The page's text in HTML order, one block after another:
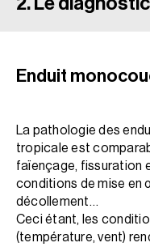
Enduit
La pathologie des
tropicale est
faïençage, fissuration
conditions de mise en
décollement…
Ceci étant, les
(température, vent)